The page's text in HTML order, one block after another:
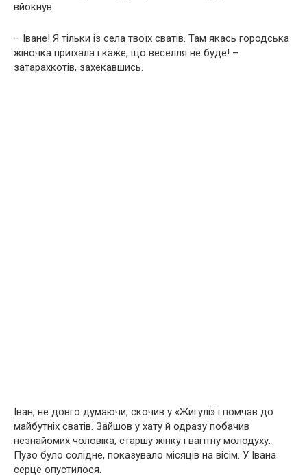
вйокнув.
– Іване! Я тільки із села твоїх сватів. Там якась городська
жіночка приїхала і каже, що веселля не буде! –
затарахкотів, захекавшись.
Іван, не довго думаючи, скочив у «Жигулі» і помчав до
майбутніх сватів. Зайшов у хату й одразу побачив
незнайомих чоловіка, старшу жінку і вагiтну молодуху.
Пузо було солідне, показувало місяців на вісім. У Івана
серце опустилося.